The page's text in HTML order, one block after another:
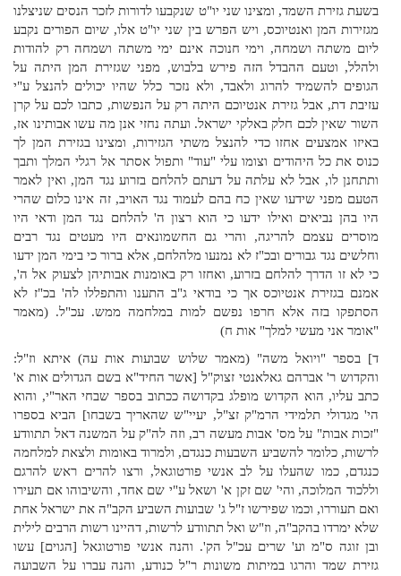
בשעת גזירת השמד, ומצינו שני יו"ט שנקבעו לדורות לזכר הנסים שניצלנו
מגזירות המן ואנטיוכס, ויש הפרש בין שני יו"ט אלו, שיום הפורים נקבע
ליום משתה ושמחה, וימי חנוכה אינם ימי משתה ושמחה רק להודות
ולהלל, וטעם ההבדל הזה פירש בלבוש, מפני שגזירת המן היתה על
הגופים להשמיד להרוג ולאבד, ולא נזכר כלל שהיו יכולים להנצל ע"י
עזיבת דת, אבל גזירת אנטיוכם היתה רק על הנפשות, כתבו לכם על קרן
השור שאין לכם חלק באלקי ישראל. ועתה נחזי אנן מה עשו אבותינו אז,
באיזו אמצעים אחזו כדי להנצל משתי הגזירות, ומצינו בגזירת המן לך
כנוס את כל היהודים וצומו עלי "עוד" ותפול אסתר אל רגלי המלך ותבך
ותתחנן לו, אבל לא עלתה על דעתם להלחם בזרוע נגד המן, ואין לאמר
הטעם מפני שידעו שאין כח בהם לעמוד נגד האויב, זה אינו כלום שהרי
היו בהן נביאים ואילו ידעו כי הוא רצון ה' להלחם נגד המן ודאי היו
מוסרים עצמם להריגה, והרי גם החשמונאים היו מעטים נגד רבים
וחלשים נגד גבורים ובכ"ז לא נמנעו מלהלחם, אלא ברור כי בימי המן ידעו
כי לא זו הדרך להלחם בזרוע, ואחזו רק באומנות אבותיהן לצעוק אל ה',
אמנם בגזירת אנטיוכס אך כי בודאי ג"ב התענו והתפללו לה' בכ"ז לא
הסתפקו בזה אלא חרפו נפשם למות במלחמה ממש. עכ"ל. (מאמר
"אומר אני מעשי למלך" אות ח)
ד] בספר "ויואל משה" (מאמר שלוש שבועות אות עה) איתא וז"ל:
והקדוש ר' אברהם גאלאנטי זצוק"ל [אשר החיד"א בשם הגדולים אות א'
כתב עליו, הוא הקדוש מופלג בקדושה ככתוב בספר שבחי האר"י, והוא
הי' מגדולי תלמידי הרמ"ק זצ"ל, יעיי"ש שהאריך בשבחו] הביא בספרו
"זכות אבות" על מס' אבות מעשה רב, וזה לה"ק על המשנה דאל תתוודע
לרשות, כלומר להשביע השבעות כנגדם, ולמרוד באומות ולצאת למלחמה
כנגדם, כמו שהעלו על לב אנשי פורטוגאל, ורצו להרים ראש להרגם
וללכוד המלוכה, והי' שם זקן א' ושאל ע"י שם אחד, והשיבוהו אם תעירו
ואם תעוררו, וכמו שפירשו ז"ל ג' שבועות השביע הקב"ה את ישראל אחת
שלא ימרדו בהקב"ה, וז"ש ואל תתוודע לרשות, דהיינו רשות הרבים לילית
ובן זוגה ס"מ וע' שרים עכ"ל הק'. והנה אנשי פורטוגאל [הגוים] עשו
גזירת שמד והרגו במיתות משונות ר"ל כנודע, והנה עברו על השבועה